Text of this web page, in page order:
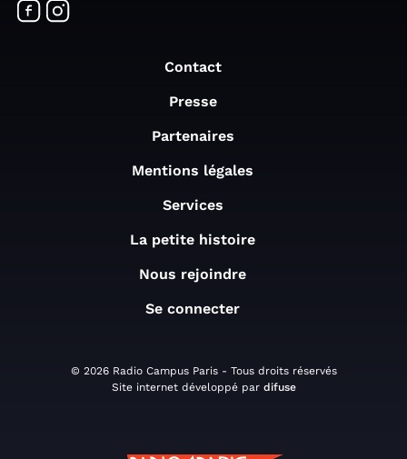
Contact
Presse
Partenaires
Mentions légales
Services
La petite histoire
Nous rejoindre
Se connecter
© 2026 Radio Campus Paris - Tous droits réservés
Site internet développé par difuse